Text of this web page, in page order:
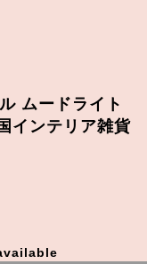
ムードライト
インテリア雑貨